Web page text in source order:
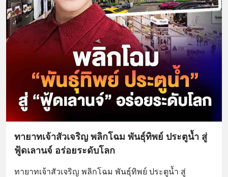
ทายาทเจ้าสัวเจริญ พลิกโฉม พันธุ์ทิพย์ ประตูน้ำ สู่
ฟู้ดเลานจ์ อร่อยระดับโลก
ทายาทเจ้าสัวเจริญ พลิกโฉม พันธุ์ทิพย์ ประตูน้ำ สู่